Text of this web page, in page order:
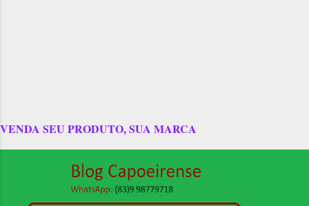
VENDA SEU PRODUTO, SUA MARCA